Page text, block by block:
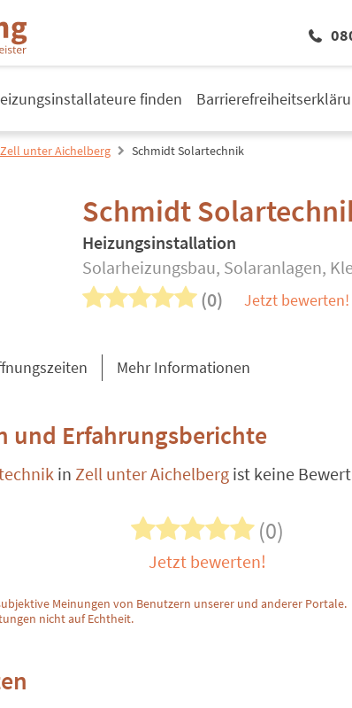
finden
Zell unter Aichelberg Schmidt Solartechnik
Schmidt
Heizungsinstallation
Solarheizungsbau, Solaranlagen,
(0) Jetzt bewerten!
Mehr Informationen
und Erfahrungsberichte
in Zell unter Aichelberg ist keine
(0)
Jetzt bewerten!
Meinungen von Benutzern unserer und anderer Portale.
nicht auf Echtheit.